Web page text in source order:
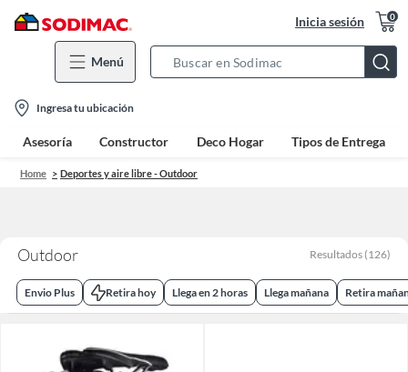
Inicia sesión 0
Menú
Bar
location-
icon
Ingresa tu ubicación
Asesoría Constructor Deco Hogar Tipos de Entrega
Home Deportes y aire libre - Outdoor
Outdoor Resultados (126)
Envio Plus Retira hoy Llega en 2 horas Llega mañana Retira